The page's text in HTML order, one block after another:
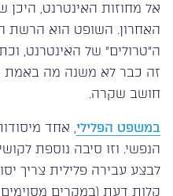
אל מחוזות האינטרנט, היכן
האחרון. השופט הוא הרשת
ה”טרולים” של האינטרנט,
זה כבר לא משנה מה באמת
חושב שקרה.
במשפט הפלילי, אחד
הנפשי. וזו סיבה נוספת
לבצע עבירה פלילית צריך
קלות דעת (במקרים